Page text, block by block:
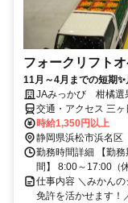
フォークリフト
11月～4月までの短期
JAみっかび 柑橘選
交通・アクセス 三
時給1,350円以上
静岡県浜松市浜名区
勤務時間詳細 【勤
間】 8:00～17:00（
仕事内容 ＼みかん
免許を活かせ